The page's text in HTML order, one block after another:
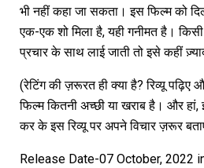
भी नहीं कहा जा सकता। इस फिल्म को
एक-एक शो मिला है, यही गनीमत है।
प्रचार के साथ लाई जाती तो इसे कहीं
(रेटिंग की ज़रूरत ही क्या है? रिव्यू
फिल्म कितनी अच्छी या खराब है। और
कर के इस रिव्यू पर अपने विचार ज़रूर
Release Date-07 October, 2022